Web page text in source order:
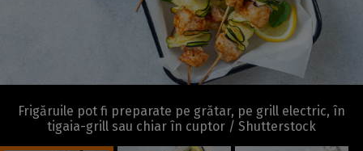
Frigăruile pot fi preparate pe grătar, pe grill electric, în
tigaia-grill sau chiar în cuptor / Shutterstock